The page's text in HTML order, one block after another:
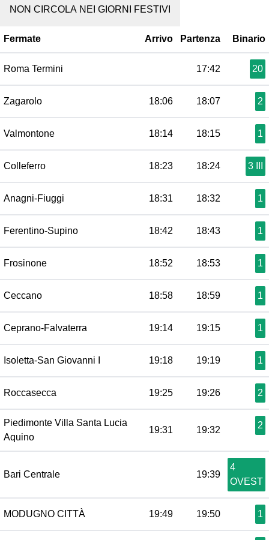
NON CIRCOLA NEI GIORNI FESTIVI
Fermate Arrivo Partenza Binario
Roma Termini 17:42 20
Zagarolo 18:06 18:07 2
Valmontone 18:14 18:15 1
Colleferro 18:23 18:24 3 III
Anagni-Fiuggi 18:31 18:32 1
Ferentino-Supino 18:42 18:43 1
Frosinone 18:52 18:53 1
Ceccano 18:58 18:59 1
Ceprano-Falvaterra 19:14 19:15 1
Isoletta-San Giovanni I 19:18 19:19 1
Roccasecca 19:25 19:26 2
Piedimonte Villa Santa Lucia
Aquino
19:31 19:32 2
Bari Centrale 19:39
4
OVEST
MODUGNO CITTÀ 19:49 19:50 1